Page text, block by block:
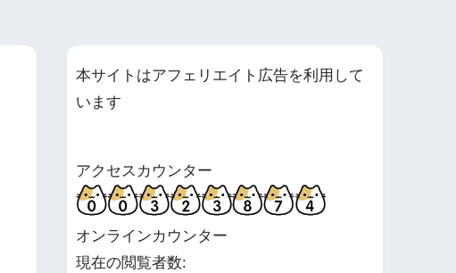
本サイトはアフェリエイト広告を利用して
います
アクセスカウンター
オンラインカウンター
現在の閲覧者数: